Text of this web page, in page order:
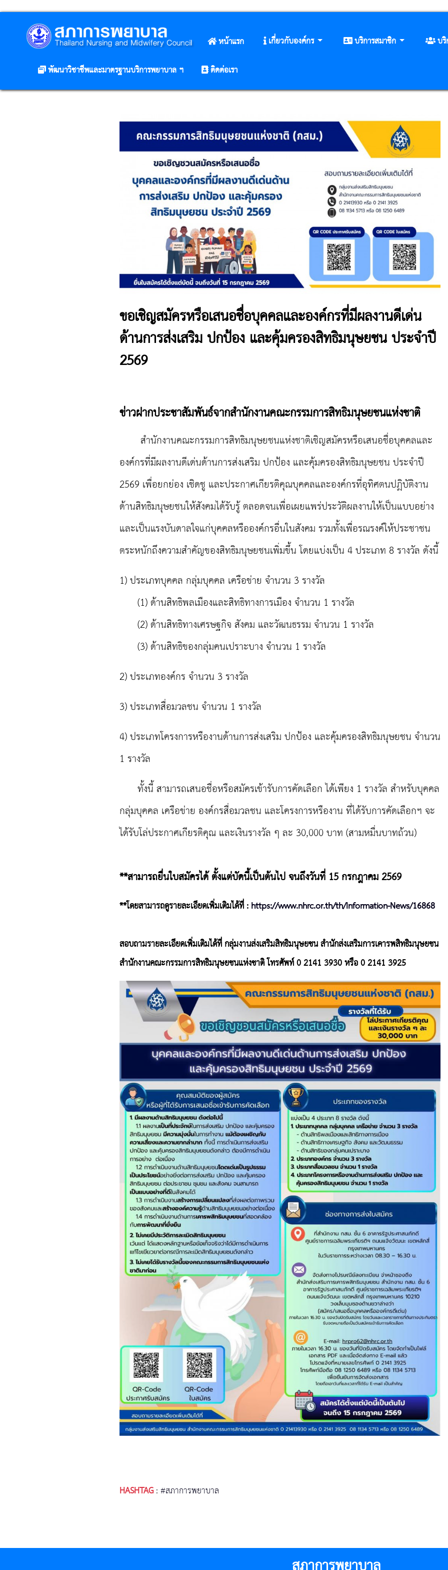
หน้าแรก เกี่ยวกับองค์กร บริการสมาชิก บ
พัฒนาวิชาชีพและมาตรฐานบริการพยาบาล ฯ
ติดต่อเรา
ขอเชิญสมัครหรือเสนอชื่อบุคคลและองค์กรที่มีผลงานดีเด่น
ด้านการส่งเสริม ปกป้อง และคุ้มครองสิทธิมนุษยชน ประจำปี
2569
ข่าวฝากประชาสัมพันธ์จากสำนักงานคณะกรรมการสิทธิมนุษยชนแห่งชาติ
สำนักงานคณะกรรมการสิทธิมนุษยชนแห่งชาติเชิญสมัครหรือเสนอชื่อบุคคลและ
องค์กรที่มีผลงานดีเด่นด้านการส่งเสริม ปกป้อง และคุ้มครองสิทธิมนุษยชน ประจำปี
2569 เพื่อยกย่อง เชิดชู และประกาศเกียรติคุณบุคคลและองค์กรที่อุทิศตนปฏิบัติงาน
ด้านสิทธิมนุษยชนให้สังคมได้รับรู้ ตลอดจนเพื่อเผยแพร่ประวัติผลงานให้เป็นแบบอย่าง
และเป็นแรงบันดาลใจแก่บุคคลหรือองค์กรอื่นในสังคม รวมทั้งเพื่อรณรงค์ให้ประชาชน
ตระหนักถึงความสำคัญของสิทธิมนุษยชนเพิ่มขึ้น โดยแบ่งเป็น 4 ประเภท 8 รางวัล ดังนี้
1) ประเภทบุคคล กลุ่มบุคคล เครือข่าย จำนวน 3 รางวัล
(1) ด้านสิทธิพลเมืองและสิทธิทางการเมือง จำนวน 1 รางวัล
(2) ด้านสิทธิทางเศรษฐกิจ สังคม และวัฒนธรรม จำนวน 1 รางวัล
(3) ด้านสิทธิของกลุ่มคนเปราะบาง จำนวน 1 รางวัล
2) ประเภทองค์กร จำนวน 3 รางวัล
3) ประเภทสื่อมวลชน จำนวน 1 รางวัล
4) ประเภทโครงการหรืองานด้านการส่งเสริม ปกป้อง และคุ้มครองสิทธิมนุษยชน จำนวน
1 รางวัล
ทั้งนี้ สามารถเสนอชื่อหรือสมัครเข้ารับการคัดเลือก ได้เพียง 1 รางวัล สำหรับบุคคล
กลุ่มบุคคล เครือข่าย องค์กรสื่อมวลชน และโครงการหรืองาน ที่ได้รับการคัดเลือกฯ จะ
ได้รับโล่ประกาศเกียรติคุณ และเงินรางวัล ๆ ละ 30,000 บาท (สามหมื่นบาทถ้วน)
**สามารถยื่นใบสมัครได้ ตั้งแต่บัดนี้เป็นต้นไป จนถึงวันที่ 15 กรกฎาคม 2569
**โดยสามารถดูรายละเอียดเพิ่มเติมได้ที่ :https://www.nhrc.or.th/th/Information-News/16868
สอบถามรายละเอียดเพิ่มเติมได้ที่ กลุ่มงานส่งเสริมสิทธิมนุษยชน สำนักส่งเสริมการเคารพสิทธิมนุษยชน
สำนักงานคณะกรรมการสิทธิมนุษยชนแห่งชาติ โทรศัพท์ 0 2141 3930 หรือ 0 2141 3925
HASHTAG:#สภาการพยาบาล